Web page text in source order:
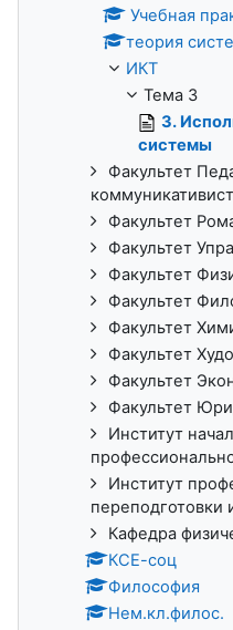
Учебная
теория
ИКТ
Тема 3
3.
системы
Факультет
Факультет
Факультет
Факультет
Факультет
Факультет
Факультет
Факультет
Факультет
Институт
Институт
переподготовки
Кафедра
КСЕ-соц
Философия
Нем.кл.филос.